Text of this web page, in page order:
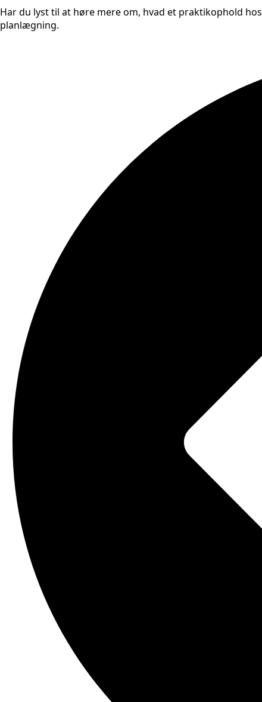
Har du lyst til at høre mere om, hvad et praktikophold hos
planlægning.